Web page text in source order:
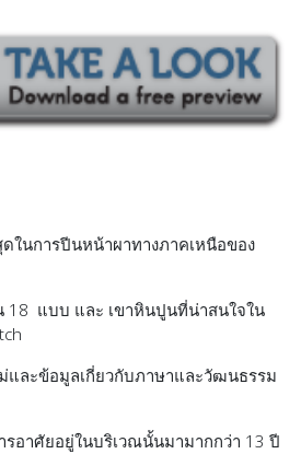
ในการปีนหน้าผาทางภาคเหนือของ
18 แบบ และ เขาหินปูนที่น่าสนใจใน
และข้อมูลเกี่ยวกับภาษาและวัฒนธรรม
อาศัยอยู่ในบริเวณนั้นมามากกว่า 13 ปี